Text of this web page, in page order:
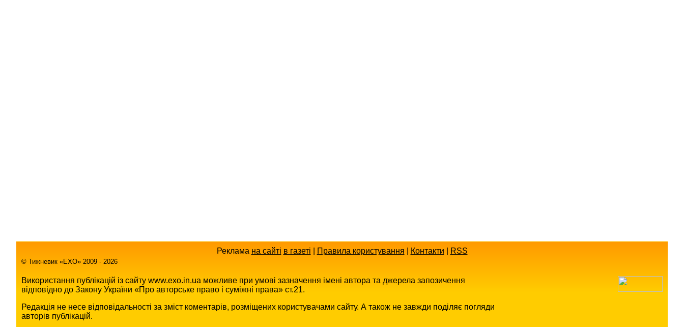
Реклама на сайті в газеті Правила користування Контакти RSS
© Тижневик «EХO» 2009 - 2026
Використання публікацій із сайту www.exo.in.ua можливе при умові зазначення імені автора та джерела запозичення
відповідно до Закону України «Про авторське право і суміжні права» ст.21.
Редакція не несе відповідальності за зміст коментарів, розміщених користувачами сайту. А також не завжди поділяє погляди
авторів публікацій.